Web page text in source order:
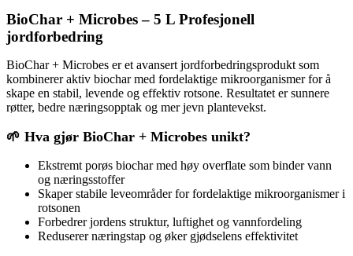
BioChar + Microbes – 5 L Profesjonell
jordforbedring
BioChar + Microbes er et avansert jordforbedringsprodukt som
kombinerer aktiv biochar med fordelaktige mikroorganismer for å
skape en stabil, levende og effektiv rotsone. Resultatet er sunnere
røtter, bedre næringsopptak og mer jevn plantevekst.
🌱 Hva gjør BioChar + Microbes unikt?
Ekstremt porøs biochar med høy overflate som binder vann
og næringsstoffer
Skaper stabile leveområder for fordelaktige mikroorganismer i
rotsonen
Forbedrer jordens struktur, luftighet og vannfordeling
Reduserer næringstap og øker gjødselens effektivitet